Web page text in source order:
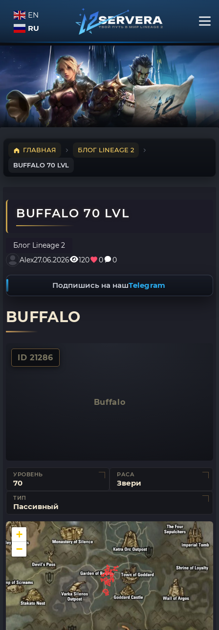
EN
RU
ГЛАВНАЯ
БЛОГ LINEAGE 2
BUFFALO 70 LVL
BUFFALO 70 LVL
Блог Lineage 2
Alex27.06.2026 120 0 0
Подпишись на нашTelegram
BUFFALO
ID 21286
Buffalo
УРОВЕНЬ
70
РАСА
Звери
ТИП
Пассивный
+
−